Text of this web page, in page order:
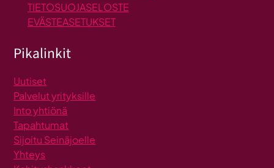
TIETOSUOJASELOSTE
EVÄSTEASETUKSET
Pikalinkit
Uutiset
Palvelut yrityksille
Into yhtiönä
Tapahtumat
Sijoitu Seinäjoelle
Yhteys